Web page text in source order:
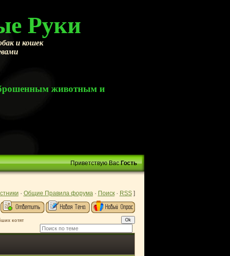
Руки
и кошек
брошенным животным и
Приветствую Вас Гость
· Общие Правила форума· Поиск· RSS]
котят